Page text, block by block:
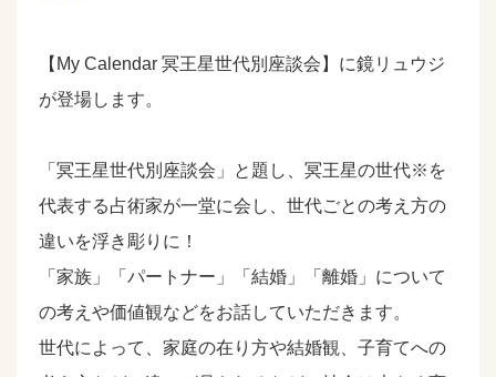
【My Calendar 冥王星世代別座談会】に鏡リュウジ
が登場します。
「冥王星世代別座談会」と題し、冥王星の世代※を
代表する占術家が一堂に会し、世代ごとの考え方の
違いを浮き彫りに！
「家族」「パートナー」「結婚」「離婚」について
の考えや価値観などをお話していただきます。
世代によって、家庭の在り方や結婚観、子育てへの